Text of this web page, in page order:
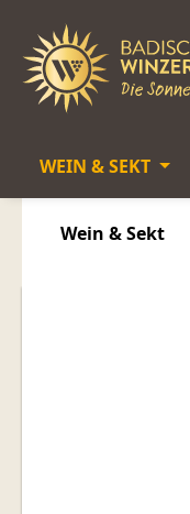
WEIN & SEKT
Wein & Sekt